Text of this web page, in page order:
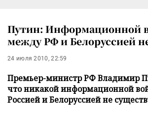
Путин: Информационной
между РФ и Белоруссией
24 июля 2010, 22:59
Премьер-министр РФ Владимир
что никакой информационной
Россией и Белоруссией не